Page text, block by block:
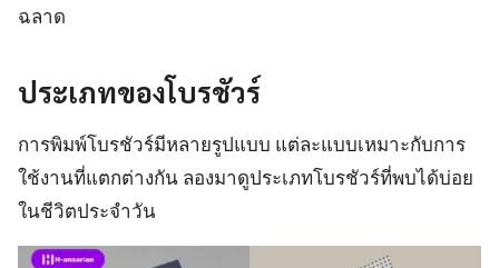
ฉลาด
ประเภทของโบรชัวร์
การพิมพ์โบรชัวร์มีหลายรูปแบบ แต่ละแบบเหมาะกับการ
ใช้งานที่แตกต่างกัน ลองมาดูประเภทโบรชัวร์ที่พบได้บ่อย
ในชีวิตประจำวัน